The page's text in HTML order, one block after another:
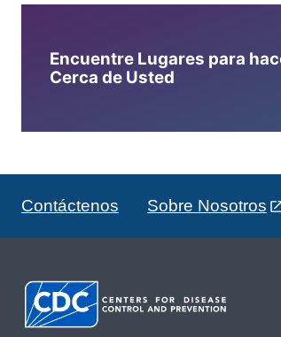
Encuentre Lugares para
Cerca de Usted
Contáctenos Sobre Nosotros